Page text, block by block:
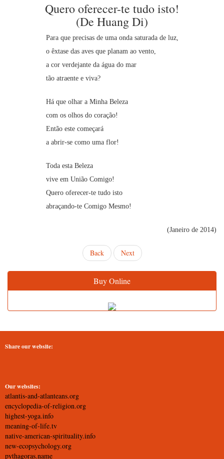
Quero oferecer-te tudo isto!
(De Huang Di)
Para que precisas de uma onda saturada de luz,
o êxtase das aves que planam ao vento,
a cor verdejante da água do mar
tão atraente e viva?
Há que olhar a Minha Beleza
com os olhos do coração!
Então este começará
a abrir-se como uma flor!
Toda esta Beleza
vive em União Comigo!
Quero oferecer-te tudo isto
abraçando-te Comigo Mesmo!
(Janeiro de 2014)
Back Next
Buy Online
Share our website:
Our websites:
atlantis-and-atlanteans.org
encyclopedia-of-religion.org
highest-yoga.info
meaning-of-life.tv
native-american-spirituality.info
new-ecopsychology.org
pythagoras.name